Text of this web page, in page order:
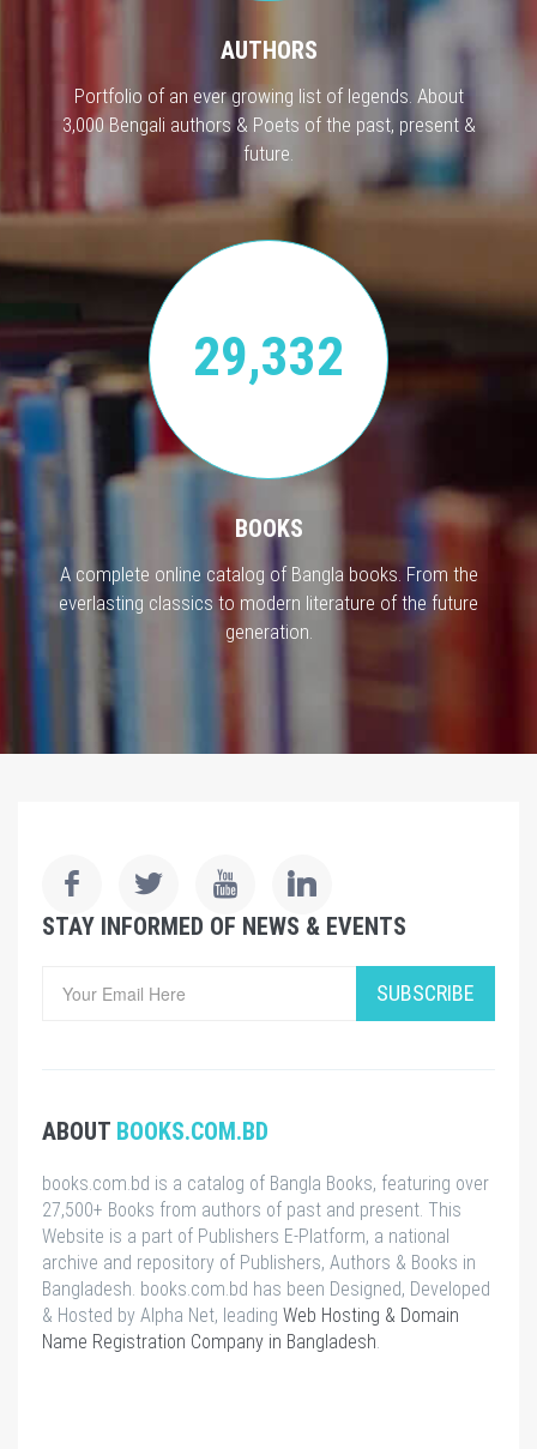
AUTHORS
Portfolio of an ever growing list of legends. About
3,000 Bengali authors & Poets of the past, present &
future.
29,332
BOOKS
A complete online catalog of Bangla books. From the
everlasting classics to modern literature of the future
generation.
STAY INFORMED OF NEWS & EVENTS
SUBSCRIBE
ABOUT BOOKS.COM.BD
books.com.bd is a catalog of Bangla Books, featuring over
27,500+ Books from authors of past and present. This
Website is a part of Publishers E-Platform, a national
archive and repository of Publishers, Authors & Books in
Bangladesh. books.com.bd has been Designed, Developed
& Hosted by Alpha Net, leading Web Hosting & Domain
Name Registration Company in Bangladesh.